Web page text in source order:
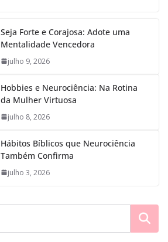
Seja Forte e Corajosa: Adote uma
Mentalidade Vencedora
julho 9, 2026
Hobbies e Neurociência: Na Rotina
da Mulher Virtuosa
julho 8, 2026
Hábitos Bíblicos que Neurociência
Também Confirma
julho 3, 2026
Pesquisar